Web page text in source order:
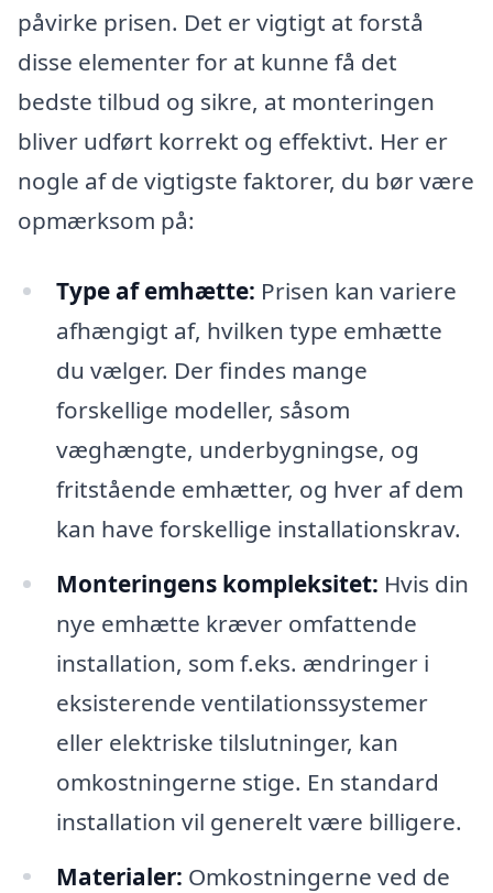
påvirke prisen. Det er vigtigt at forstå
disse elementer for at kunne få det
bedste tilbud og sikre, at monteringen
bliver udført korrekt og effektivt. Her er
nogle af de vigtigste faktorer, du bør være
opmærksom på:
Type af emhætte: Prisen kan variere
afhængigt af, hvilken type emhætte
du vælger. Der findes mange
forskellige modeller, såsom
væghængte, underbygningse, og
fritstående emhætter, og hver af dem
kan have forskellige installationskrav.
Monteringens kompleksitet: Hvis din
nye emhætte kræver omfattende
installation, som f.eks. ændringer i
eksisterende ventilationssystemer
eller elektriske tilslutninger, kan
omkostningerne stige. En standard
installation vil generelt være billigere.
Materialer: Omkostningerne ved de